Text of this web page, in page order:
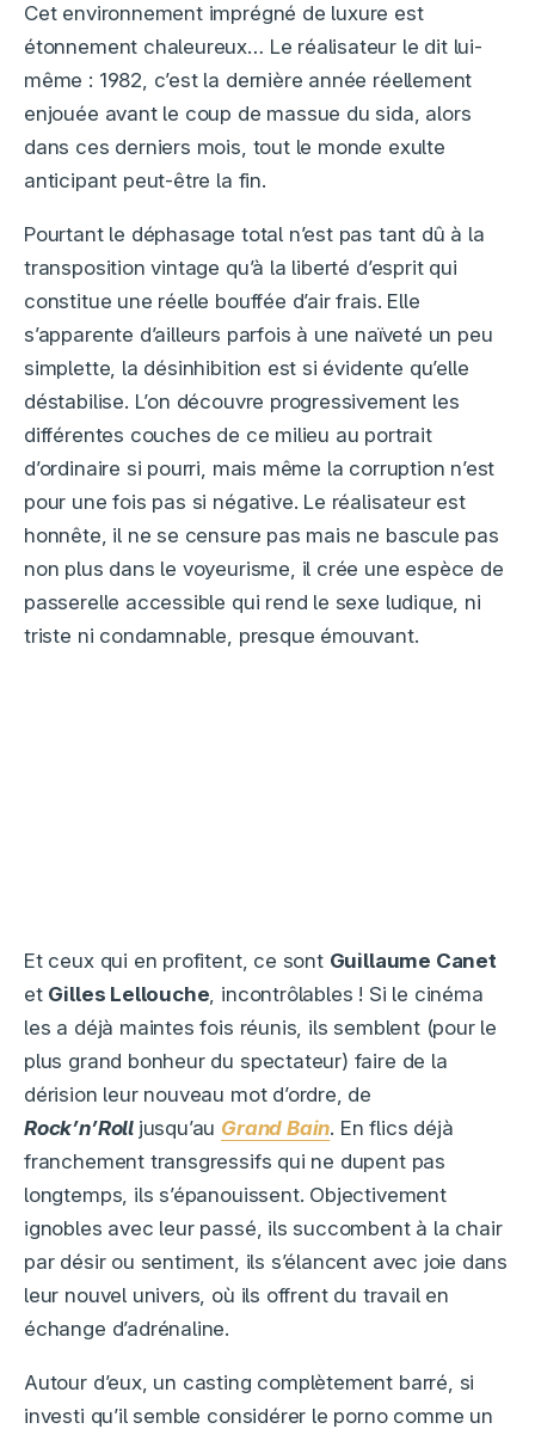
Cet environnement imprégné de luxure est
étonnement chaleureux… Le réalisateur le dit lui-
même : 1982, c’est la dernière année réellement
enjouée avant le coup de massue du sida, alors
dans ces derniers mois, tout le monde exulte
anticipant peut-être la fin.
Pourtant le déphasage total n’est pas tant dû à la
transposition vintage qu’à la liberté d’esprit qui
constitue une réelle bouffée d’air frais. Elle
s’apparente d’ailleurs parfois à une naïveté un peu
simplette, la désinhibition est si évidente qu’elle
déstabilise. L’on découvre progressivement les
différentes couches de ce milieu au portrait
d’ordinaire si pourri, mais même la corruption n’est
pour une fois pas si négative. Le réalisateur est
honnête, il ne se censure pas mais ne bascule pas
non plus dans le voyeurisme, il crée une espèce de
passerelle accessible qui rend le sexe ludique, ni
triste ni condamnable, presque émouvant.
Et ceux qui en profitent, ce sont Guillaume Canet
et Gilles Lellouche , incontrôlables ! Si le cinéma
les a déjà maintes fois réunis, ils semblent (pour le
plus grand bonheur du spectateur) faire de la
dérision leur nouveau mot d’ordre, de
Rock’n’Roll jusqu’au Grand Bain. En flics déjà
franchement transgressifs qui ne dupent pas
longtemps, ils s’épanouissent. Objectivement
ignobles avec leur passé, ils succombent à la chair
par désir ou sentiment, ils s’élancent avec joie dans
leur nouvel univers, où ils offrent du travail en
échange d’adrénaline.
Autour d’eux, un casting complètement barré, si
investi qu’il semble considérer le porno comme un